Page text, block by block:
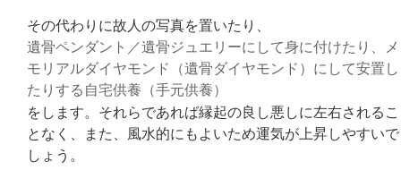
その代わりに故人の写真を置いたり、
遺骨ペンダント／遺骨ジュエリーにして身に付けたり、メ
モリアルダイヤモンド（遺骨ダイヤモンド）にして安置し
たりする自宅供養（手元供養）
をします。それらであれば縁起の良し悪しに左右されるこ
となく、また、風水的にもよいため運気が上昇しやすいで
しょう。